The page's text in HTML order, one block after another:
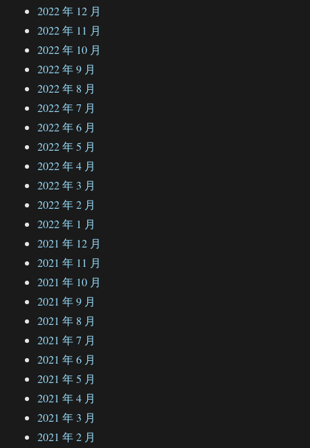
2022 年 12 月
2022 年 11 月
2022 年 10 月
2022 年 9 月
2022 年 8 月
2022 年 7 月
2022 年 6 月
2022 年 5 月
2022 年 4 月
2022 年 3 月
2022 年 2 月
2022 年 1 月
2021 年 12 月
2021 年 11 月
2021 年 10 月
2021 年 9 月
2021 年 8 月
2021 年 7 月
2021 年 6 月
2021 年 5 月
2021 年 4 月
2021 年 3 月
2021 年 2 月